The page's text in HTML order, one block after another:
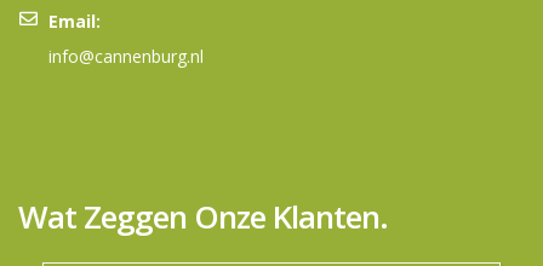
Email:
info@cannenburg.nl
Wat Zeggen Onze Klanten.